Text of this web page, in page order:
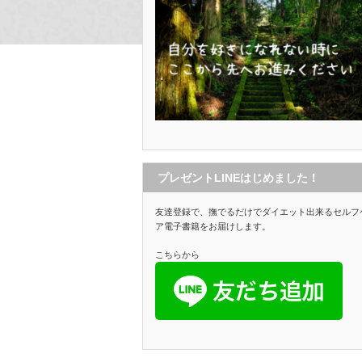
プレゼントLINEはじめました！
友達登録で、撫でるだけでダイエット出来るセルフ
ア電子書籍をお届けします。
こちらから